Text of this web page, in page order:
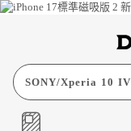
SONY/Xperia 10 IV